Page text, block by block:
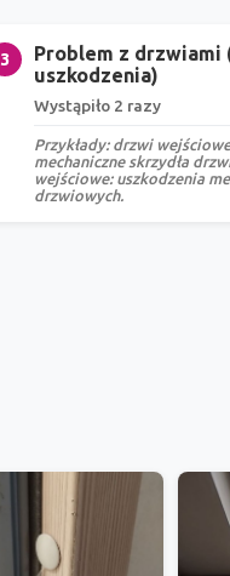
3
Problem z drzwiami
uszkodzenia)
Wystąpiło 2 razy
Przykłady: drzwi
mechaniczne skrzydła
wejściowe: uszkodzenia
drzwiowych.